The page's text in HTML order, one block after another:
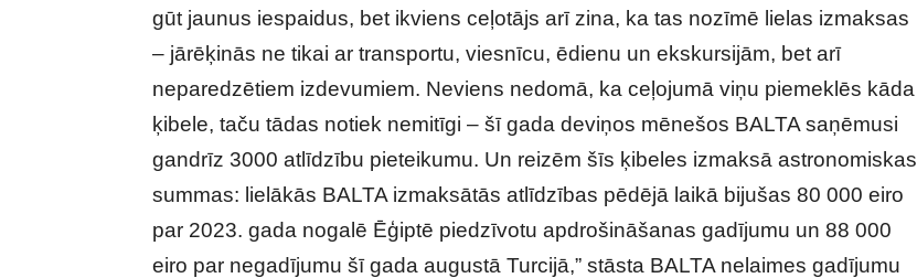
gūt jaunus iespaidus, bet ikviens ceļotājs arī zina, ka tas nozīmē lielas izmaksas
– jārēķinās ne tikai ar transportu, viesnīcu, ēdienu un ekskursijām, bet arī
neparedzētiem izdevumiem. Neviens nedomā, ka ceļojumā viņu piemeklēs kāda
ķibele, taču tādas notiek nemitīgi – šī gada deviņos mēnešos BALTA saņēmusi
gandrīz 3000 atlīdzību pieteikumu. Un reizēm šīs ķibeles izmaksā astronomiskas
summas: lielākās BALTA izmaksātās atlīdzības pēdējā laikā bijušas 80 000 eiro
par 2023. gada nogalē Ēģiptē piedzīvotu apdrošināšanas gadījumu un 88 000
eiro par negadījumu šī gada augustā Turcijā,” stāsta BALTA nelaimes gadījumu